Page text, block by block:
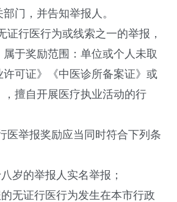
门，并告知举报人。
证行医行为或线索之一的举报，
于奖励范围：单位或个人未取
可证》《中医诊所备案证》或
，擅自开展医疗执业活动的行
医举报奖励应当同时符合下列条
八岁的举报人实名举报；
的无证行医行为发生在本市行政